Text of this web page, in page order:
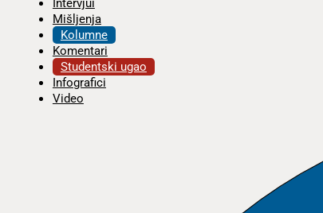
Intervjui
Mišljenja
Kolumne
Komentari
Studentski ugao
Infografici
Video